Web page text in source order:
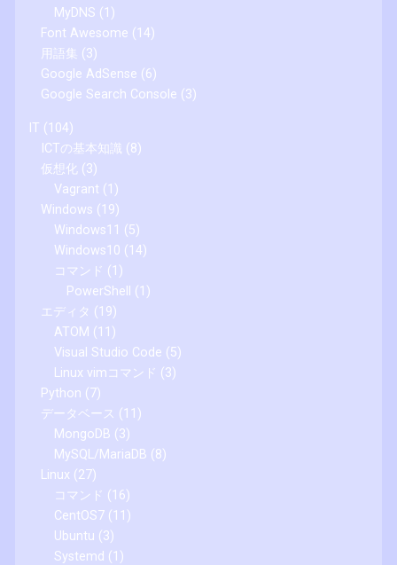
MyDNS (1)
Font Awesome (14)
用語集 (3)
Google AdSense (6)
Google Search Console (3)
IT (104)
ICTの基本知識 (8)
仮想化 (3)
Vagrant (1)
Windows (19)
Windows11 (5)
Windows10 (14)
コマンド (1)
PowerShell
(1)
エディタ (19)
ATOM (11)
Visual Studio Code (5)
Linux vimコマンド (3)
Python (7)
データベース (11)
MongoDB (3)
MySQL/MariaDB (8)
Linux (27)
コマンド (16)
CentOS7(11)
Ubuntu (3)
Systemd (1)